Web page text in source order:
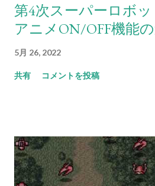
第4次スーパーロボ
アニメON/OFF機能
5月 26, 2022
共有 コメントを投稿